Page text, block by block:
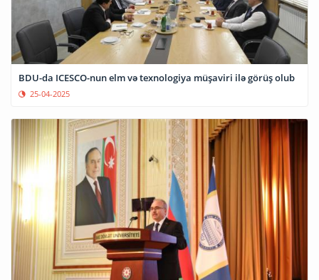
BDU-da ICESCO-nun elm və texnologiya müşaviri ilə görüş olub
25-04-2025